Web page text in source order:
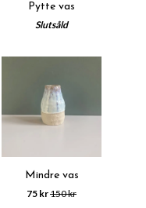
Pytte vas
Slutsåld
Mindre vas
75 kr150 kr